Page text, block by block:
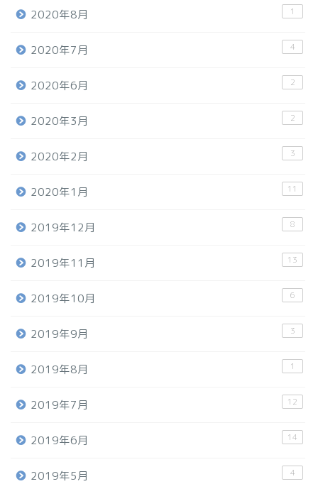
2020年8月 1
2020年7月 4
2020年6月 2
2020年3月 2
2020年2月 3
2020年1月 11
2019年12月 8
2019年11月 13
2019年10月 6
2019年9月 3
2019年8月 1
2019年7月 12
2019年6月 14
2019年5月 4